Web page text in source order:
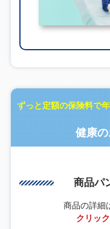
ずっと定額の保険料で
健康
商品パ
商品の詳細
クリック